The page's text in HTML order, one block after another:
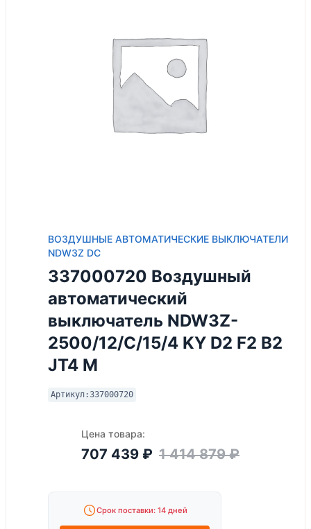
ВОЗДУШНЫЕ АВТОМАТИЧЕСКИЕ ВЫКЛЮЧАТЕЛИ
NDW3Z DC
337000720 Воздушный
автоматический
выключатель NDW3Z-
2500/12/C/15/4 KY D2 F2 B2
JT4 M
Артикул:337000720
Цена товара:
707 439 ₽ 1 414 879₽
Срок поставки: 14 дней